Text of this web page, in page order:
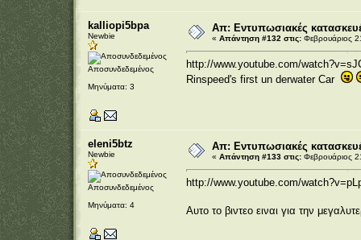
kalliopi5bpa
Newbie
Αποσυνδεδεμένος
Μηνύματα: 3
Απ: Εντυπωσιακές
« Απάντηση #132 στις:Φεβρουάριος
http://www.youtube.com/
Rinspeed's first un derwater Car
eleni5btz
Newbie
Αποσυνδεδεμένος
Μηνύματα: 4
Απ: Εντυπωσιακές
« Απάντηση #133 στις:Φεβρουάριος
http://www.youtube.com/
Αυτο το βιντεο ειναι για την